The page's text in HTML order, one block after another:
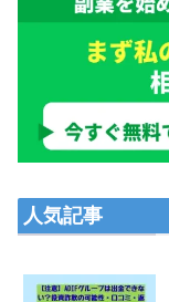
人気記事